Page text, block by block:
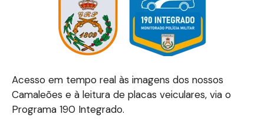
Acesso em tempo real às imagens dos nossos
Camaleões e à leitura de placas veiculares, via o
Programa 190 Integrado.